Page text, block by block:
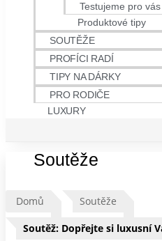
Testujeme pro vás
Produktové tipy
SOUTĚŽE
PROFÍCI RADÍ
TIPY NA DÁRKY
PRO RODIČE
LUXURY
Soutěže
Domů Soutěže
Soutěž: Dopřejte si luxusní